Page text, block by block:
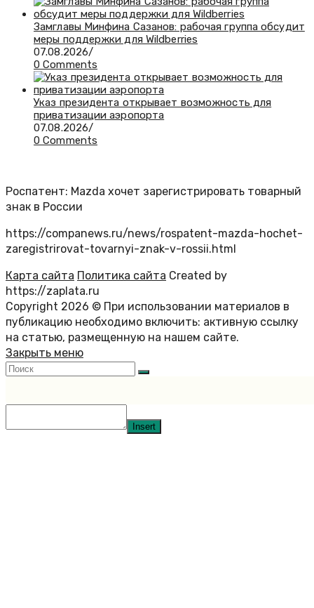
Замглавы Минфина Сазанов: рабочая группа обсудит
меры поддержки для Wildberries
07.08.2026/
0 Comments
Указ президента открывает возможность для
приватизации аэропорта
07.08.2026/
0 Comments
Роспатент: Mazda хочет зарегистрировать товарный
знак в России
https://companews.ru/news/rospatent-mazda-hochet-
zaregistrirovat-tovarnyi-znak-v-rossii.html
Карта сайта Политика сайта Created by
https://zaplata.ru
Copyright 2026 © При использовании материалов в
публикацию необходимо включить: активную ссылку
на статью, размещенную на нашем сайте.
Закрыть меню
Insert